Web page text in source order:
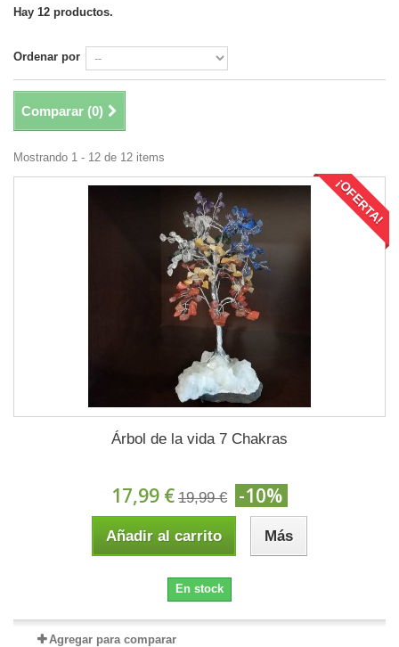
Hay 12 productos.
Ordenar por
Comparar (0)
Mostrando 1 - 12 de 12 items
¡OFERTA!
Árbol de la vida 7 Chakras
17,99 € 19,99 € -10%
Añadir al carrito Más
En stock
Agregar para comparar